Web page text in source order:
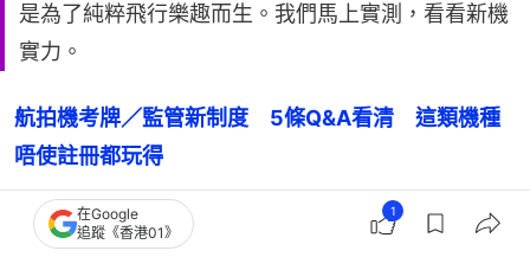
是為了純粹飛行樂趣而生。我們馬上實測，看看新機
實力。
航拍機考牌／監管新制度　5條Q&A看清　這類機種
唔使註冊都玩得
《GTA 6》實體版真沒「光碟」！R星：目前遊戲上市
在Google
追蹤《香港01》
1